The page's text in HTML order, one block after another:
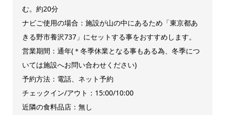
む。約20分
ナビご使用の場合：施設が山の中にあるため「東京都あ
きる野市養沢737」にセットする事をおすすめします。
営業期間：通年(＊冬季休業となる事もある為、冬季につ
いては施設へお問い合わせください)
予約方法：電話、ネット予約
チェックイン/アウト：15:00/10:00
近隣の食料品店：無し